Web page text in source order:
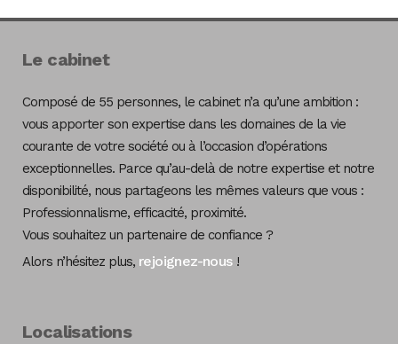
Le cabinet
Composé de 55 personnes, le cabinet n’a qu’une ambition :
vous apporter son expertise dans les domaines de la vie
courante de votre société ou à l’occasion d’opérations
exceptionnelles. Parce qu’au-delà de notre expertise et notre
disponibilité, nous partageons les mêmes valeurs que vous :
Professionnalisme, efficacité, proximité.
Vous souhaitez un partenaire de confiance ?
Alors n’hésitez plus, rejoignez-nous!
Localisations